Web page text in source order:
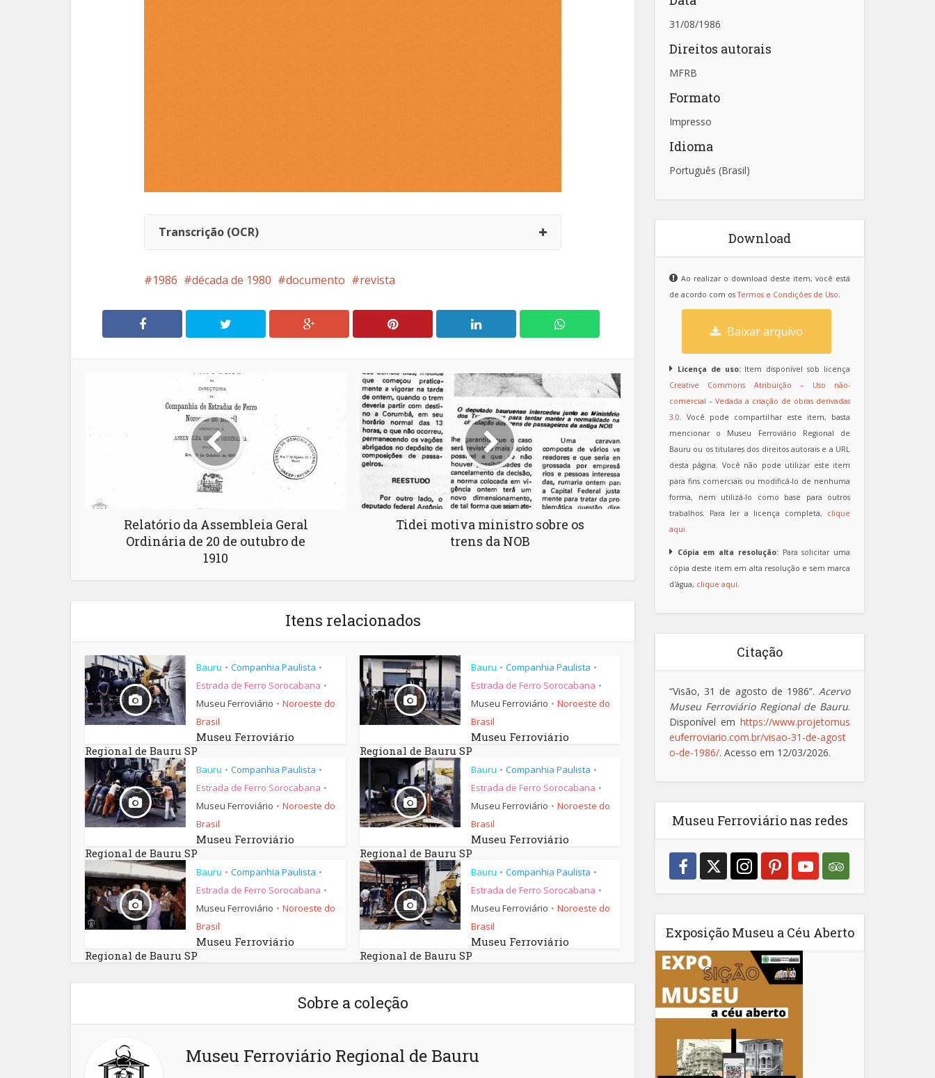
Transcrição (OCR)
1986 década de 1980 documento revista
Relatório da Assembleia Geral
Ordinária de 20 de outubro de
1910
Tidei motiva ministro sobre os
trens da NOB
Itens relacionados
Bauru • Companhia Paulista •
Estrada de Ferro Sorocabana •
Museu Ferroviário • Noroeste do
Brasil
Museu Ferroviário
Regional de Bauru SP
Bauru • Companhia Paulista •
Estrada de Ferro Sorocabana •
Museu Ferroviário • Noroeste do
Brasil
Museu Ferroviário
Regional de Bauru SP
Bauru • Companhia Paulista •
Estrada de Ferro Sorocabana •
Museu Ferroviário • Noroeste do
Brasil
Museu Ferroviário
Regional de Bauru SP
Bauru • Companhia Paulista •
Estrada de Ferro Sorocabana •
Museu Ferroviário • Noroeste do
Brasil
Museu Ferroviário
Regional de Bauru SP
Bauru • Companhia Paulista •
Estrada de Ferro Sorocabana •
Museu Ferroviário • Noroeste do
Brasil
Museu Ferroviário
Regional de Bauru SP
Bauru • Companhia Paulista •
Estrada de Ferro Sorocabana •
Museu Ferroviário • Noroeste do
Brasil
Museu Ferroviário
Regional de Bauru SP
Sobre a coleção
Museu Ferroviário Regional de Bauru
31/08/1986
Direitos autorais
MFRB
Formato
Impresso
Idioma
Português (Brasil)
Download
Ao realizar o download deste item, você está
de acordo com osTermos e Condições de Uso.
Baixar arquivo
Licença de uso:Item disponível sob licença
Creative Commons Atribuição – Uso não-
comercial – Vedada a criação de obras derivadas
3.0. Você pode compartilhar este item, basta
mencionar o Museu Ferroviário Regional de
Bauru ou os titulares dos direitos autorais e a URL
desta página. Você não pode utilizar este item
para fins comerciais ou modificá-lo de nenhuma
forma, nem utilizá-lo como base para outros
trabalhos. Para ler a licença completa, clique
aqui.
Cópia em alta resolução:Para solicitar uma
cópia deste item em alta resolução e sem marca
d'água, clique aqui.
Citação
“Visão, 31 de agosto de 1986”. Acervo
Museu Ferroviário Regional de Bauru.
Disponível em https://www.projetomus
euferroviario.com.br/visao-31-de-agost
o-de-1986/. Acesso em 12/03/2026.
Museu Ferroviário nas redes
Exposição Museu a Céu Aberto